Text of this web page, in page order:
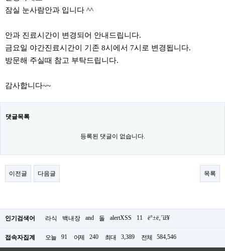
잠실 눈사람안과 입니다 ^^
안과 진료시간이 변경되어 안내드립니다.
금요일 야간진료시간이 기존 8시에서 7시로 변경됩니다.
방문해 주실때 참고 부탁드립니다.
감사합니다~~
댓글목록
등록된 댓글이 없습니다.
이전글 다음글 목록
인기검색어 라식 백내장 and 돌 alertXSS 11 ë°±ë‚´ìž¥
접속자집계 오늘 91 어제 240 최대 3,389 전체 584,546